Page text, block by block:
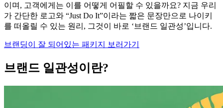
이며, 고객에게는 이를 어떻게 어필할 수 있을까요? 지금 우리
가 간단한 로고와 “Just Do It”이라는 짧은 문장만으로 나이키
를 떠올릴 수 있는 원리, 그것이 바로 ‘브랜드 일관성’입니다.
브랜딩이 잘 되어있는 패키지 보러가기
브랜드 일관성이란?